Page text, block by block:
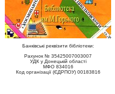
Банківські реквізити бібліотеки:
Рахунок № 35425007003007
УДК у Донецькій області
МФО 834016
Код організації (ЄДРПОУ) 00183816